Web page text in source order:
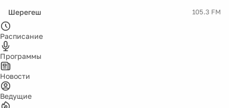
Шерегеш 105.3 FM
Расписание
Программы
Новости
Ведущие